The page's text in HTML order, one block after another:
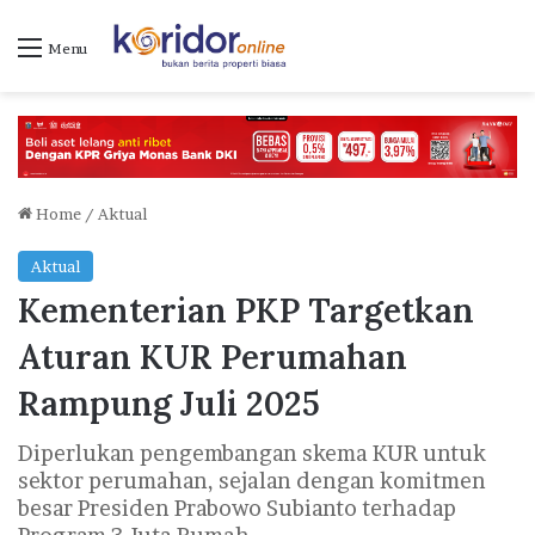
Menu
Home / Aktual
Aktual
Kementerian PKP Targetkan
Aturan KUR Perumahan
Rampung Juli 2025
Diperlukan pengembangan skema KUR untuk
sektor perumahan, sejalan dengan komitmen
besar Presiden Prabowo Subianto terhadap